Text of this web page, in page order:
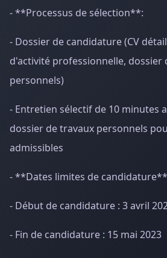
- **Processus de sélection**:
- Dossier de candidature (CV
d'activité professionnelle, dossier
personnels)
- Entretien sélectif de 10 minutes
dossier de travaux personnels
admissibles
- **Dates limites de
- Début de candidature : 3 avril
- Fin de candidature : 15 mai 2023